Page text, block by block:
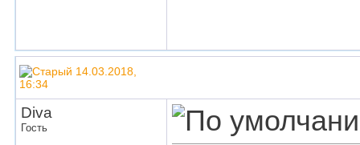
14.03.2018,
16:34
Diva
Гость